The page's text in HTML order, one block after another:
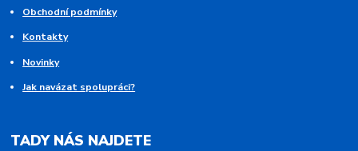
Obchodní podmínky
Kontakty
Novinky
Jak navázat spolupráci?
TADY NÁS NAJDETE